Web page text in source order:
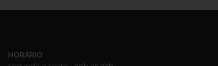
HORÁRIO